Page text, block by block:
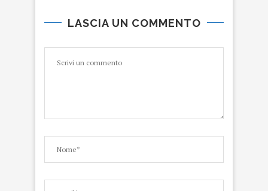
LASCIA UN COMMENTO